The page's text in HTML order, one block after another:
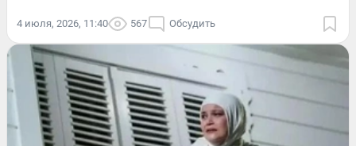
4 июля, 2026, 11:40 567 Обсудить